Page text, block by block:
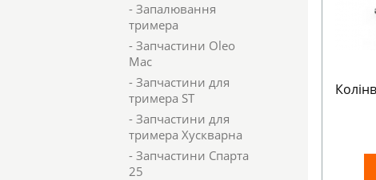
- Запалювання
тримера
- Запчастини Oleo
Mac
- Запчастини для
тримера ST
- Запчастини для
тримера Хускварна
- Запчастини Спарта
25